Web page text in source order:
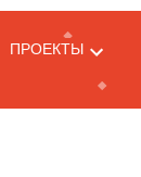
ПРОЕКТЫ